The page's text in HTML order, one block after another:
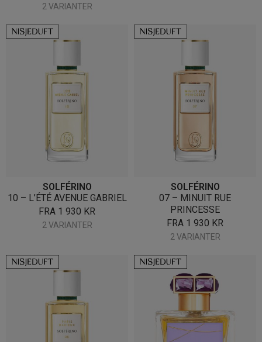
2 VARIANTER
SOLFÉRINO
10 – L’ÉTÉ AVENUE GABRIEL
FRA 1 930 KR
2 VARIANTER
SOLFÉRINO
07 – MINUIT RUE
PRINCESSE
FRA 1 930 KR
2 VARIANTER